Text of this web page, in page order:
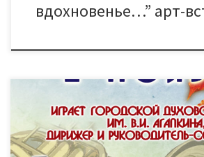
вдохновенье…” арт-
Приглашаем Вас 1 ноября в 17.30 в ДК
танцевальный вечер под живую музыку